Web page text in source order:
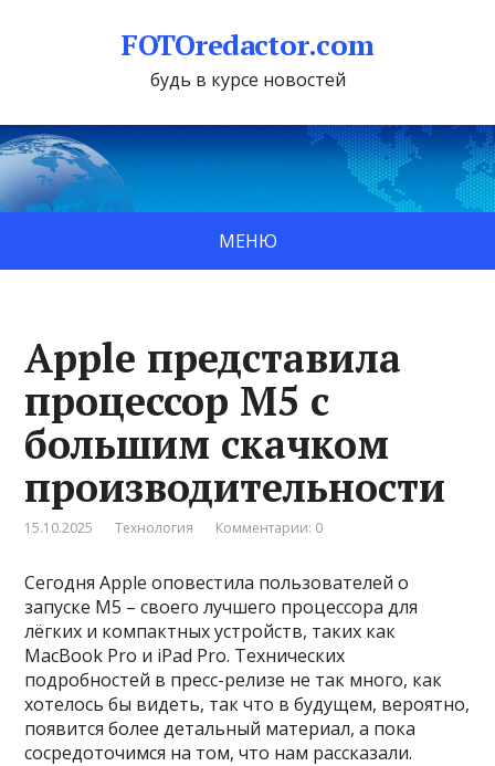
FOTOredactor.com
будь в курсе новостей
МЕНЮ
Apple представила
процессор M5 с
большим скачком
производительности
15.10.2025 Технология Комментарии: 0
Сегодня Apple оповестила пользователей о
запуске M5 – своего лучшего процессора для
лёгких и компактных устройств, таких как
MacBook Pro и iPad Pro. Технических
подробностей в пресс-релизе не так много, как
хотелось бы видеть, так что в будущем, вероятно,
появится более детальный материал, а пока
сосредоточимся на том, что нам рассказали.